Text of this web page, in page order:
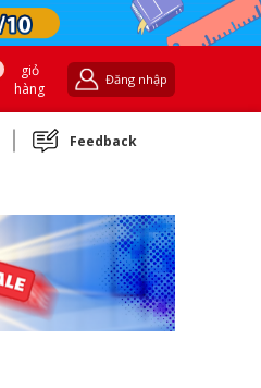
giỏ
hàng
Đăng nhập
Feedback